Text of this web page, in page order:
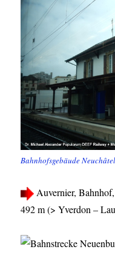
Bahnhofsgebäude
Auvernier,
492 m (> Yverdon –